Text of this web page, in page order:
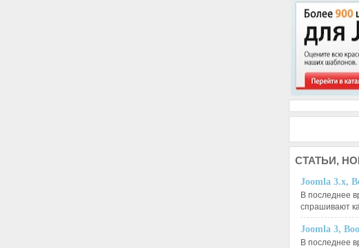
СТАТЬИ,
Joomla 3.x,
В последнее
спрашивают
Joomla 3,
В последнее